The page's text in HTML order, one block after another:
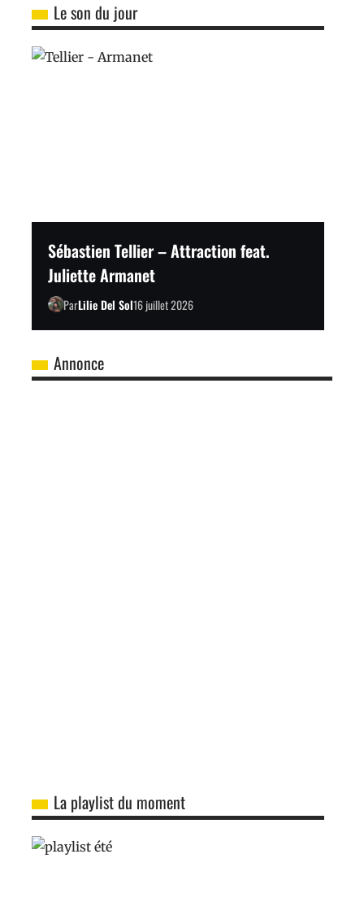
Le son du jour
Sébastien Tellier – Attraction feat.
Juliette Armanet
ParLilie Del Sol16 juillet 2026
Annonce
La playlist du moment